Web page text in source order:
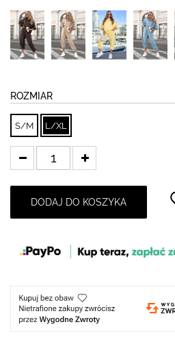
ROZMIAR
S/M L/XL
DODAJ DO KOSZYKA